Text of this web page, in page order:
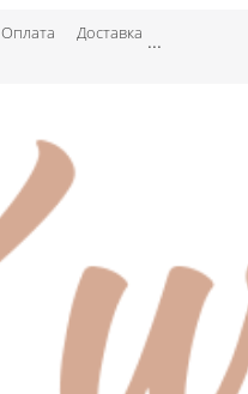
Оплата Доставка ...